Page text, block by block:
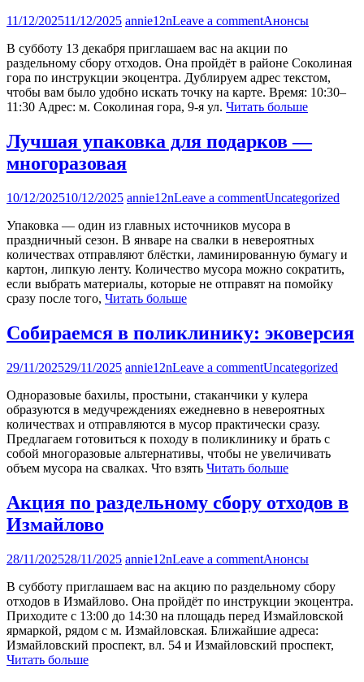
11/12/202511/12/2025 annie12nLeave a commentАнонсы
В субботу 13 декабря приглашаем вас на акции по
раздельному сбору отходов. Она пройдёт в районе Соколиная
гора по инструкции экоцентра. Дублируем адрес текстом,
чтобы вам было удобно искать точку на карте. Время: 10:30–
11:30 Адрес: м. Соколиная гора, 9-я ул. Читать больше
Лучшая упаковка для подарков —
многоразовая
10/12/202510/12/2025 annie12nLeave a commentUncategorized
Упаковка — один из главных источников мусора в
праздничный сезон. В январе на свалки в невероятных
количествах отправляют блёстки, ламинированную бумагу и
картон, липкую ленту. Количество мусора можно сократить,
если выбрать материалы, которые не отправят на помойку
сразу после того, Читать больше
Собираемся в поликлинику: эковерсия
29/11/202529/11/2025 annie12nLeave a commentUncategorized
Одноразовые бахилы, простыни, стаканчики у кулера
образуются в медучреждениях ежедневно в невероятных
количествах и отправляются в мусор практически сразу.
Предлагаем готовиться к походу в поликлинику и брать с
собой многоразовые альтернативы, чтобы не увеличивать
объем мусора на свалках. Что взять Читать больше
Акция по раздельному сбору отходов в
Измайлово
28/11/202528/11/2025 annie12nLeave a commentАнонсы
В субботу приглашаем вас на акцию по раздельному сбору
отходов в Измайлово. Она пройдёт по инструкции экоцентра.
Приходите с 13:00 до 14:30 на площадь перед Измайловской
ярмаркой, рядом с м. Измайловская. Ближайшие адреса:
Измайловский проспект, вл. 54 и Измайловский проспект,
Читать больше